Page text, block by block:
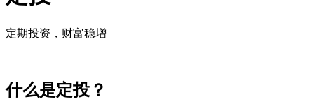
定期投资，财富稳增
什么是定投？